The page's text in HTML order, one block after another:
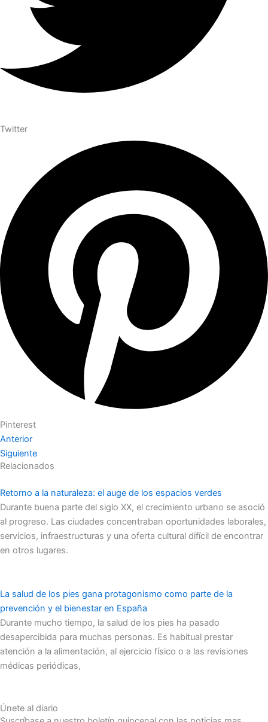
Twitter
Pinterest
Anterior
Siguiente
Relacionados
Retorno a la naturaleza: el auge de los espacios verdes
Durante buena parte del siglo XX, el crecimiento urbano se asoció
al progreso. Las ciudades concentraban oportunidades laborales,
servicios, infraestructuras y una oferta cultural difícil de encontrar
en otros lugares.
La salud de los pies gana protagonismo como parte de la
prevención y el bienestar en España
Durante mucho tiempo, la salud de los pies ha pasado
desapercibida para muchas personas. Es habitual prestar
atención a la alimentación, al ejercicio físico o a las revisiones
médicas periódicas,
Únete al diario